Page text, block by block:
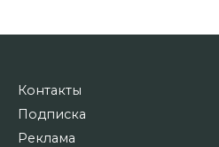
Контакты
Подписка
Реклама